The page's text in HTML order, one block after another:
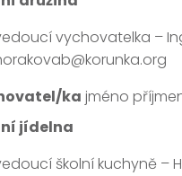
vychovatelka –
ka jméno
jídelna
školní kuchyně –